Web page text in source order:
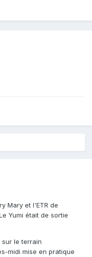
Mary et l'ETR de
Yumi était de sortie
le terrain
midi mise en pratique